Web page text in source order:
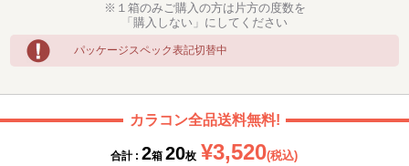
※１箱のみご購入の方は片方の度数を
「購入しない」にしてください
パッケージスペック表記切替中
カラコン全品送料無料!
合計 : 2箱 20枚 ¥3,520(税込)